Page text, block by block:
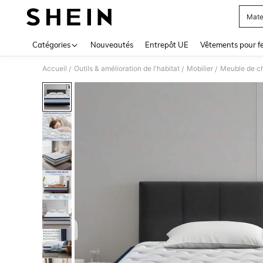
Catégories Nouveautés Entrepôt UE Vêtements pour
Accueil / Outils & amélioration de l'habitat / Mobilier / Meuble de